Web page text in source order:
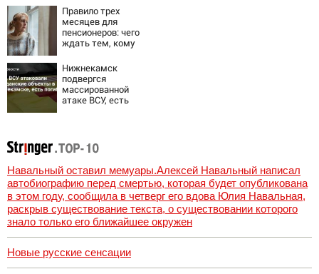
беременна: семья
ждет девочку
Правило трех
месяцев для
пенсионеров: чего
ждать тем, кому
на карту
Нижнекамск
подвергся
массированной
атаке ВСУ, есть
Навальный оставил мемуары.Алексей Навальный написал
автобиографию перед смертью, которая будет опубликована
в этом году, сообщила в четверг его вдова Юлия Навальная,
раскрыв существование текста, о существовании которого
знало только его ближайшее окружен
Новые русские сенсации